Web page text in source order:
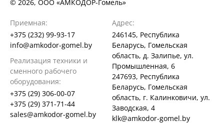
© 2026, ООО «АМКОДОР-Гомель»
Приемная:
+375 (232) 99-93-17
info@amkodor-gomel.by
Реализация техники и
сменного рабочего
оборудования:
+375 (29) 306-00-07
+375 (29) 371-71-44
sales@amkodor-gomel.by
Адрес:
246145, Республика
Беларусь, Гомельская
область, д. Залипье, ул.
Промышленная, 6
247693, Республика
Беларусь, Гомельская
область, г. Калинковичи, ул.
Заводская, 4
klk@amkodor-gomel.by